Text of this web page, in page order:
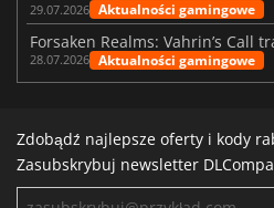
29.07.2026 Aktualności gamingowe
28.07.2026 Aktualności gamingowe
Zdobądź najlepsze oferty i kody
Zasubskrybuj newsletter